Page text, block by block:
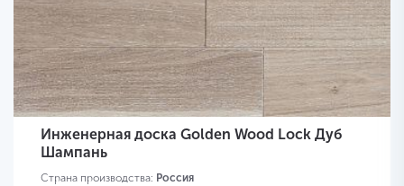
Инженерная доска Golden Wood Lock Дуб
Шампань
Страна производства: Россия